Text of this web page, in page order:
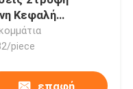
Κεφαλή
Τύπος
piece
επαφή